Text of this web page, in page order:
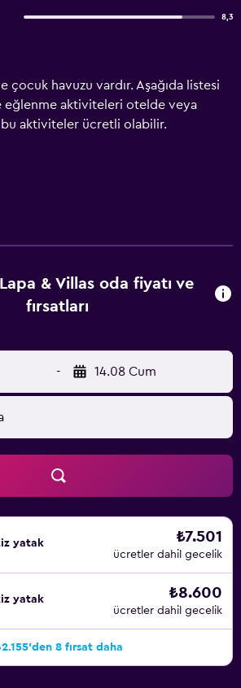
8,3
çocuk havuzu vardır. Aşağıda listesi
eğlenme aktiviteleri otelde veya
bu aktiviteler ücretli olabilir.
& Villas oda fiyatı ve
fırsatları
- 14.08 Cum
yatak ₺7.501
ücretler dahil gecelik
yatak ₺8.600
ücretler dahil gecelik
8 fırsat daha